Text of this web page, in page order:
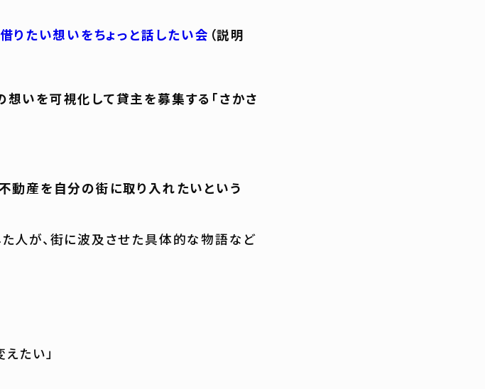
りたい想いをちょっと話したい会 （説明
いを可視化して貸主を募集する「さかさ
動産を自分の街に取り入れたいという
人が、街に波及させた具体的な物語など
たい」